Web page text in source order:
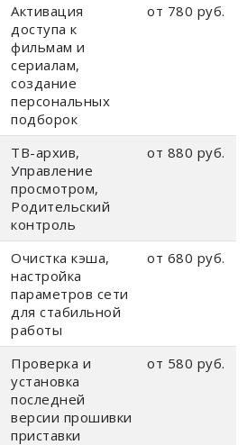
Активация
доступа к
фильмам и
сериалам,
создание
персональных
подборок
от 780 руб.
ТВ-архив,
Управление
просмотром,
Родительский
контроль
от 880 руб.
Очистка кэша,
настройка
параметров сети
для стабильной
работы
от 680 руб.
Проверка и
установка
последней
версии прошивки
приставки
от 580 руб.